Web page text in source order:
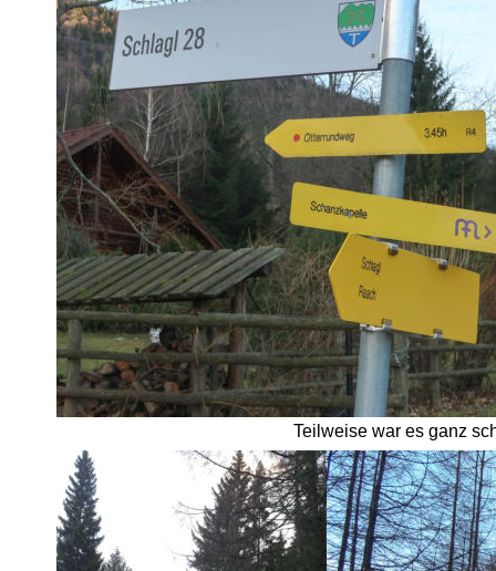
Teilweise war es ganz